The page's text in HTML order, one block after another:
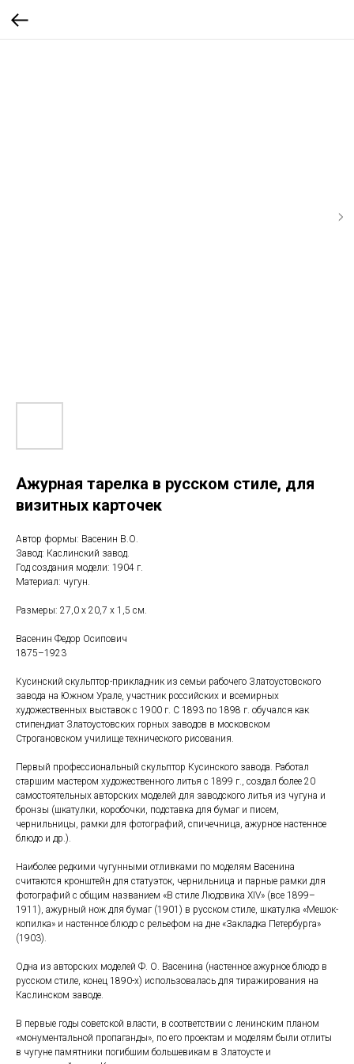
Ажурная тарелка в русском стиле, для
визитных карточек
Автор формы: Васенин В.О.
Завод: Каслинский завод.
Год создания модели: 1904 г.
Материал: чугун.
Размеры: 27,0 х 20,7 х 1,5 см.
Васенин Федор Осипович
1875–1923
Кусинский скульптор-прикладник из семьи рабочего Златоустовского
завода на Южном Урале, участник российских и всемирных
художественных выставок с 1900 г. С 1893 по 1898 г. обучался как
стипендиат Златоустовских горных заводов в московском
Строгановском училище технического рисования.
Первый профессиональный скульптор Кусинского завода. Работал
старшим мастером художественного литья с 1899 г., создал более 20
самостоятельных авторских моделей для заводского литья из чугуна и
бронзы (шкатулки, коробочки, подставка для бумаг и писем,
чернильницы, рамки для фотографий, спичечница, ажурное настенное
блюдо и др.).
Наиболее редкими чугунными отливками по моделям Васенина
считаются кронштейн для статуэток, чернильница и парные рамки для
фотографий с общим названием «В стиле Людовика XIV» (все 1899–
1911), ажурный нож для бумаг (1901) в русском стиле, шкатулка «Мешок-
копилка» и настенное блюдо с рельефом на дне «Закладка Петербурга»
(1903).
Одна из авторских моделей Ф. О. Васенина (настенное ажурное блюдо в
русском стиле, конец 1890-х) использовалась для тиражирования на
Каслинском заводе.
В первые годы советской власти, в соответствии с ленинским планом
«монументальной пропаганды», по его проектам и моделям были отлиты
в чугуне памятники погибшим большевикам в Златоусте и